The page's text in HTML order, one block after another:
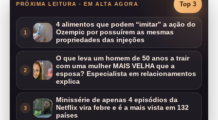
PRÓXIMA LEITURA - EM ALTA AGORA Top 3
1
4 alimentos que podem “imitar” a ação do
Ozempic por possuírem as mesmas
propriedades das injeções
2
O que leva um homem de 50 anos a trair
com uma mulher MAIS VELHA que a
esposa? Especialista em relacionamentos
explica
3
Minissérie de apenas 4 episódios da
Netflix vira febre e é a mais vista em 132
países